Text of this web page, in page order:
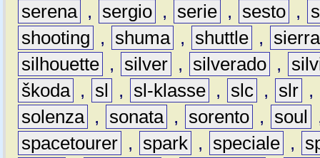
serena , sergio , serie , sesto ,
shooting
, shuma , shuttle ,
sierra
silhouette , silver , silverado ,
škoda , sl , sl-klasse , slc , slr ,
solenza , sonata , sorento , soul
spacetourer , spark , speciale ,